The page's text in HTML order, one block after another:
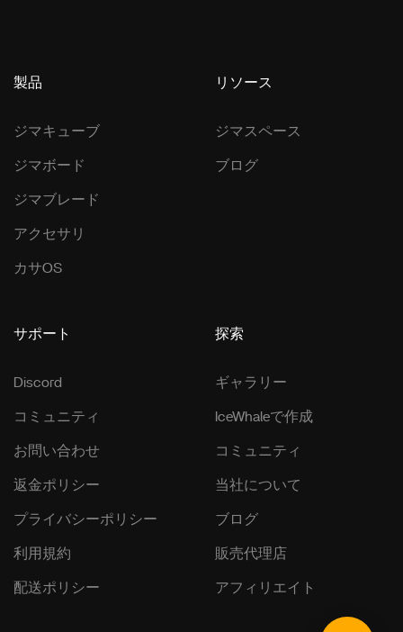
製品
ジマキューブ
ジマボード
ジマブレード
アクセサリ
カサOS
リソース
ジマスペース
ブログ
サポート
Discord
コミュニティ
お問い合わせ
返金ポリシー
プライバシーポリシー
利用規約
配送ポリシー
探索
ギャラリー
IceWhaleで作成
コミュニティ
当社について
ブログ
販売代理店
アフィリエイト